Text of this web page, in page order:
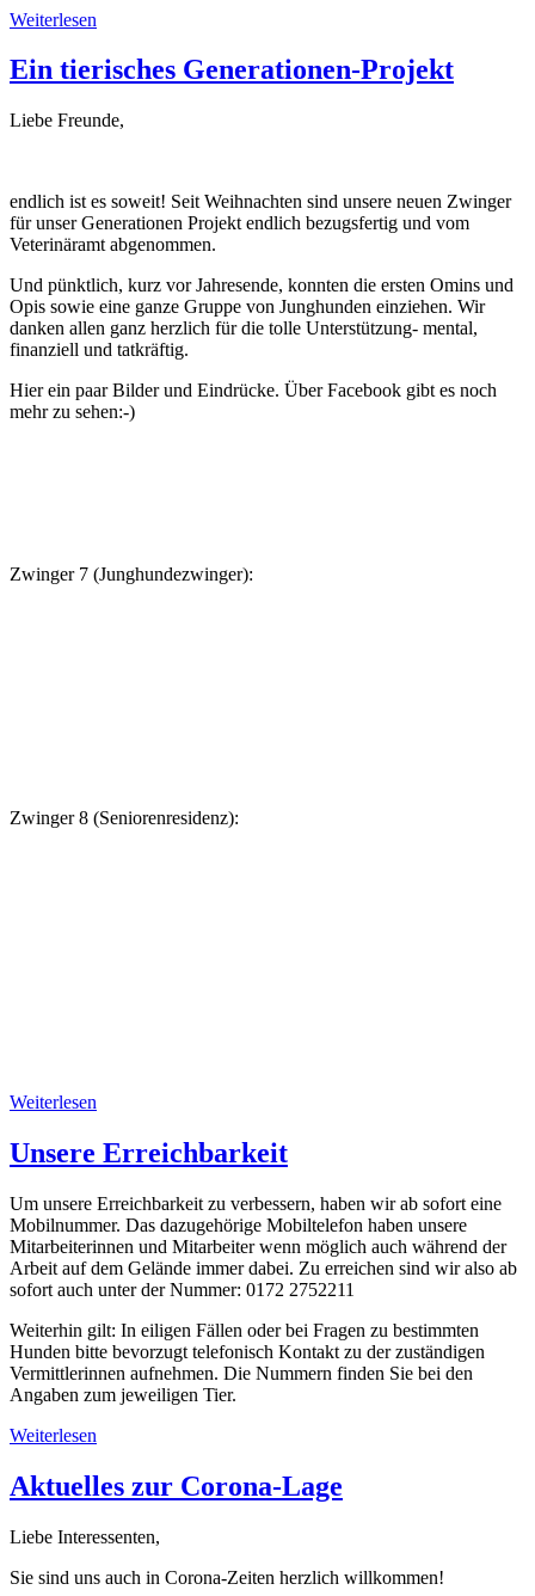
Weiterlesen
Ein tierisches Generationen-Projekt
Liebe Freunde,
endlich ist es soweit! Seit Weihnachten sind unsere neuen Zwinger
für unser Generationen Projekt endlich bezugsfertig und vom
Veterinäramt abgenommen.
Und pünktlich, kurz vor Jahresende, konnten die ersten Omins und
Opis sowie eine ganze Gruppe von Junghunden einziehen. Wir
danken allen ganz herzlich für die tolle Unterstützung- mental,
finanziell und tatkräftig.
Hier ein paar Bilder und Eindrücke. Über Facebook gibt es noch
mehr zu sehen:-)
Zwinger 7 (Junghundezwinger):
Zwinger 8 (Seniorenresidenz):
Weiterlesen
Unsere Erreichbarkeit
Um unsere Erreichbarkeit zu verbessern, haben wir ab sofort eine
Mobilnummer. Das dazugehörige Mobiltelefon haben unsere
Mitarbeiterinnen und Mitarbeiter wenn möglich auch während der
Arbeit auf dem Gelände immer dabei. Zu erreichen sind wir also ab
sofort auch unter der Nummer: 0172 2752211
Weiterhin gilt: In eiligen Fällen oder bei Fragen zu bestimmten
Hunden bitte bevorzugt telefonisch Kontakt zu der zuständigen
Vermittlerinnen aufnehmen. Die Nummern finden Sie bei den
Angaben zum jeweiligen Tier.
Weiterlesen
Aktuelles zur Corona-Lage
Liebe Interessenten,
Sie sind uns auch in Corona-Zeiten herzlich willkommen!